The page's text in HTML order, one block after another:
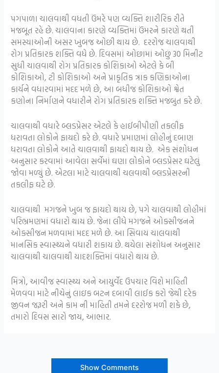
પગપાળા ચાલવાથી વધતી ઉંમરે પણ વ્યક્તિ શારીરિક રીતે
મજબૂત રહે છે. ચાલવાના કારણે વ્યક્તિમાં ઉંમરને કારણે થતી
સમસ્યાઓની અસર ખુબજ ઓછી થાય છે. દરરોજ ચાલવાથી
રોગ પ્રતિકારક શક્તિ વધે છે. દિવસમાં ઓછામાં ઓછું 30 મિનીટ
સુધી ચાલવાથી રોગ પ્રતિકારક કોશિકાઓ એટલે કે બી
કોશિકાઓ, ટી કોશિકાઓ અને પ્રાકૃતિક ત્રાક કણિકાઓના
કાર્યને વધારવામાં મદદ મળે છે, આ બધીજ કોશિકાઓ શ્વેત
કણોના નિર્માણને વધારીને રોગ પ્રતિકારક શક્તિ મજબુત કરે છે.
ચાલવાથી વધારે બ્લડપ્રેસર એટલે કે હાઈબીપીણી તકલીફ
ધરાવતા લોકોને ફાયદો કરે છે. વધારે પ્રમાણમાં લોહીનું દબાણ
ધરાવતા લોકોને આતે ચાલવાથી ફાયદો થાય છે. એક સંશોધન
અનુસાર કરવામાં આવેલા સર્વેમાં ઘણા લોકોને બ્લડપ્રેસર ઘટેલું
જોવા મળ્યું છે. એટલા માટે ચાલવાથી ચલવાથી બ્લડપ્રેસરની
તકલીફ ઘટે છે.
ચાલવાથી મગજને ખુબ જ ફાયદો થાય છે, પગે ચાલવાથી લોહીમાં
પરિભ્રમણમાં વધારો થાય છે. જેના લીધે મગજને ઓક્સીજનને
ઓક્સીજન મળવામાં મદદ મળે છે. આ સિવાય ચાલવાથી
માનસિક સ્વાસ્થ્યને વધારી શકાય છે. થયેલા સંશોધન અનુસાર
ચાલવાથી ચાલવાથી યાદશક્તિમાં વધારો થાય છે.
મિત્રો, આવીજ સ્વાસ્થ્ય અને આયુર્વેદ ઉપચાર વિશે માહિતી
મેળવવા માટે નીચેનું લાઇક બટન દબાવી લાઈક કરો જેથી દરેક
જીવન જરૂરી અને કામ ની માહિતી તમને દરરોજ મળી શકે છે,
તમારો દિવસ સારો જાય, આભાર.
Show Comments